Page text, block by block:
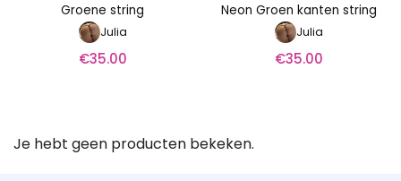
Groene string
Julia
€35.00
Neon Groen kanten string
Julia
€35.00
Je hebt geen producten bekeken.